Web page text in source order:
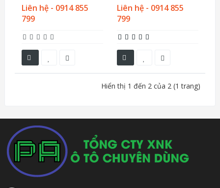
Liên hệ - 0914 855
799
Liên hệ - 0914 855
799
Hiển thị 1 đến 2 của 2 (1 trang)